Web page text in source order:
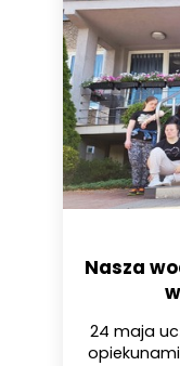
Nasza
24 maja